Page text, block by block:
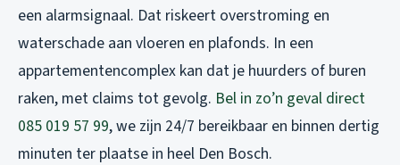
een alarmsignaal. Dat riskeert overstroming en
waterschade aan vloeren en plafonds. In een
appartementencomplex kan dat je huurders of buren
raken, met claims tot gevolg. Bel in zo’n geval direct
085 019 57 99, we zijn 24/7 bereikbaar en binnen dertig
minuten ter plaatse in heel Den Bosch.